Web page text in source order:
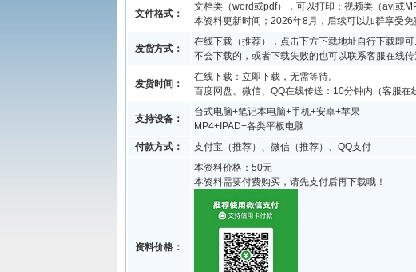
文件格式：
文档类（word或pdf），可以打印；视频类（avi或
本资料更新时间；2026年8月，后续可以加群享受
发货方式：
在线下载（推荐），点击下方下载地址自行下载即可.
不会下载的，或者下载失败的也可以联系客服在线传
发货时间：
在线下载：立即下载，无需等待。
百度网盘、微信、QQ在线传送：10分钟内（客服在
支持设备：
台式电脑+笔记本电脑+手机+安卓+苹果
MP4+IPAD+各类平板电脑
付款方式：
支付宝（推荐）、微信（推荐）、QQ支付
资料价格：
本资料价格：50元
本资料需要付费购买，请先支付后再下载哦！